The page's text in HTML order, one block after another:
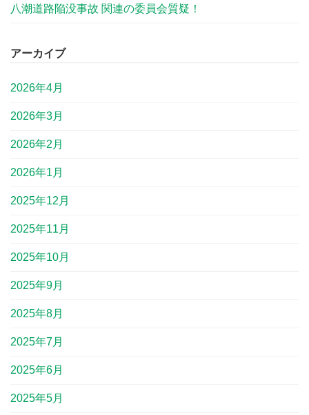
八潮道路陥没事故 関連の委員会質疑！
アーカイブ
2026年4月
2026年3月
2026年2月
2026年1月
2025年12月
2025年11月
2025年10月
2025年9月
2025年8月
2025年7月
2025年6月
2025年5月